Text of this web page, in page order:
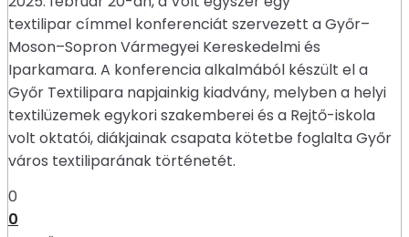
textilipar címmel konferenciát szervezett a Győr–
Moson–Sopron Vármegyei Kereskedelmi és
Iparkamara. A konferencia alkalmából készült el a
Győr Textilipara napjainkig kiadvány, melyben a helyi
textilüzemek egykori szakemberei és a Rejtő-iskola
volt oktatói, diákjainak csapata kötetbe foglalta Győr
város textiliparának történetét.
0
0